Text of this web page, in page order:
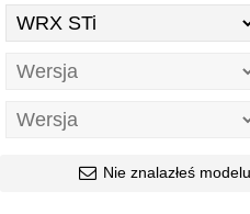
Nie znalazłeś